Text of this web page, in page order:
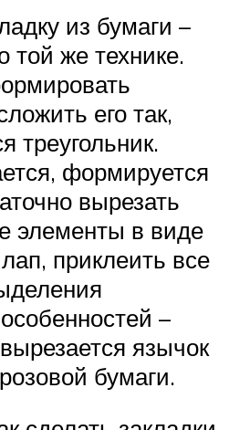
из бумаги –
той же технике.
его так,
треугольник.
формируется
вырезать
элементы в виде
приклеить все
–
язычок
бумаги.